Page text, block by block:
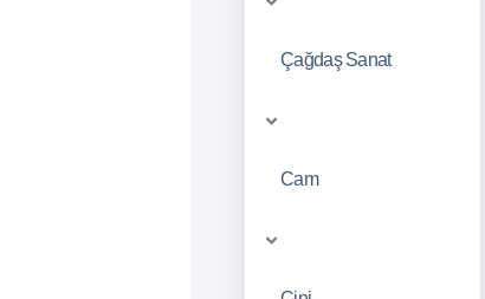
Çağdaş Sanat
Cam